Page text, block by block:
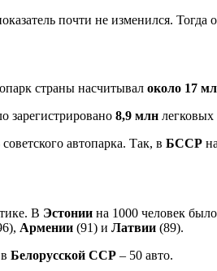
почти не изменился. Тогда
страны насчитывал около 17
зарегистрировано 8,9 млн
автопарка. Так, в БССР
В Эстонии на 1000 человек
Армении (91) и Латвии (89).
Белорусской ССР – 50 авто.